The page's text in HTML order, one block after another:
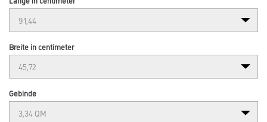
Breite in centimeter
Gebinde